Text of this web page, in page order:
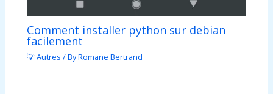
Comment installer python sur debian
facilement
💡 Autres / ByRomane Bertrand